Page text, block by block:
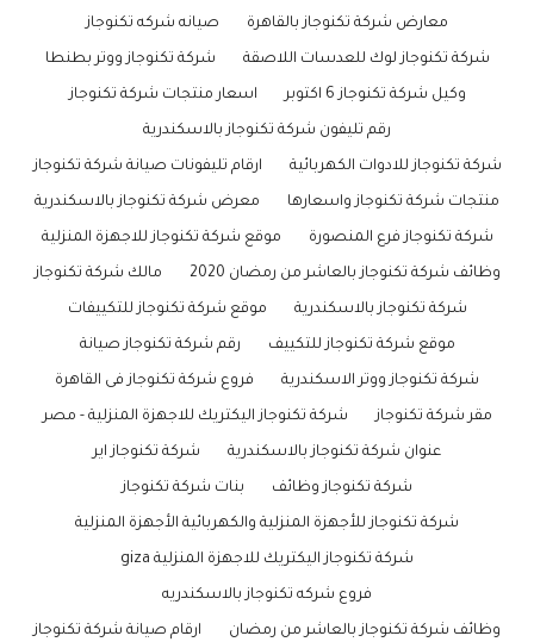
معارض شركة تكنوجاز بالقاهرة صيانه شركه تكنوجاز
شركة تكنوجاز لوك للعدسات اللاصقة شركة تكنوجاز ووتر بطنطا
وكيل شركة تكنوجاز 6 اكتوبر اسعار منتجات شركة تكنوجاز
رقم تليفون شركة تكنوجاز بالاسكندرية
شركة تكنوجاز للادوات الكهربائية ارقام تليفونات صيانة شركة تكنوجاز
منتجات شركة تكنوجاز واسعارها معرض شركة تكنوجاز بالاسكندرية
شركة تكنوجاز فرع المنصورة موقع شركة تكنوجاز للاجهزة المنزلية
وظائف شركة تكنوجاز بالعاشر من رمضان 2020 مالك شركة تكنوجاز
شركة تكنوجاز بالاسكندرية موقع شركة تكنوجاز للتكييفات
موقع شركة تكنوجاز للتكييف رقم شركة تكنوجاز صيانة
شركة تكنوجاز ووتر الاسكندرية فروع شركة تكنوجاز فى القاهرة
مقر شركة تكنوجاز شركة تكنوجاز اليكتريك للاجهزة المنزلية - مصر
عنوان شركة تكنوجاز بالاسكندرية شركة تكنوجاز اير
شركة تكنوجاز وظائف بنات شركة تكنوجاز
شركة تكنوجاز للأجهزة المنزلية والكهربائية الأجهزة المنزلية
شركة تكنوجاز اليكتريك للاجهزة المنزلية giza
فروع شركه تكنوجاز بالاسكندريه
وظائف شركة تكنوجاز بالعاشر من رمضان ارقام صيانة شركة تكنوجاز